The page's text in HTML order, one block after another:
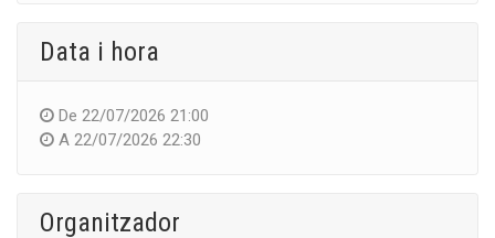
Data i hora
De 22/07/2026 21:00
A 22/07/2026 22:30
Organitzador